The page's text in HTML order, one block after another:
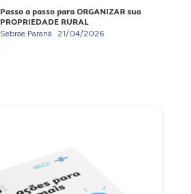
Passo a passo para ORGANIZAR sua
PROPRIEDADE RURAL
Sebrae Paraná 21/04/2026